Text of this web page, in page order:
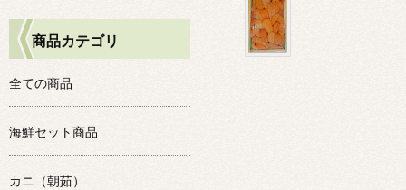
商品カテゴリ
全ての商品
海鮮セット商品
カニ（朝茹）